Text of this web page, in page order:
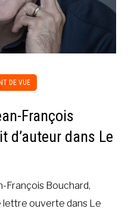
DE VUE
François
d’auteur dans Le
François Bouchard,
lettre ouverte dans Le